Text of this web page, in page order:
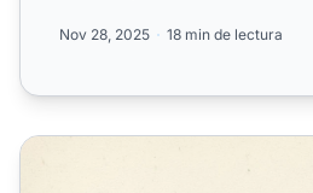
Nov 28, 2025 18 min de lectura
Ejemplos de campañas de